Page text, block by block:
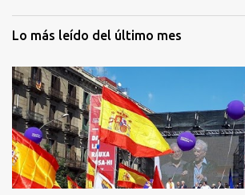
Lo más leído del último mes